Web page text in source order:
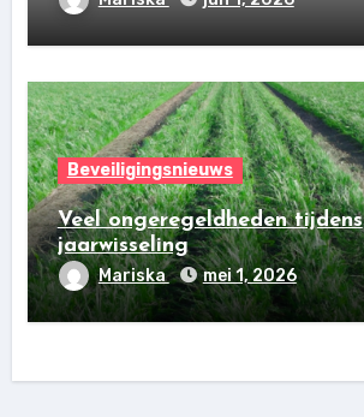
Beveiligingsnieuws
Veel ongeregeldheden tijdens
jaarwisseling
Mariska mei 1, 2026